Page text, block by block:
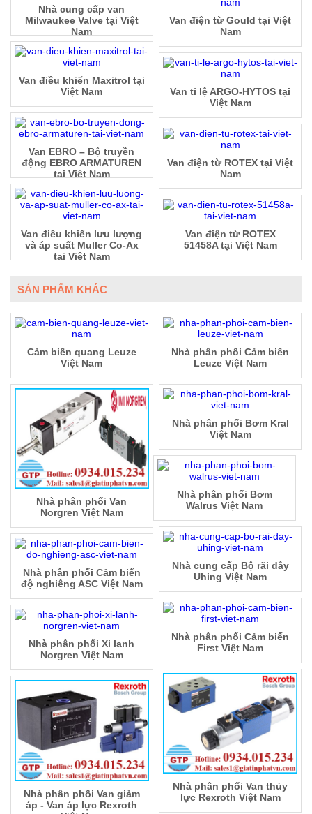
Nhà cung cấp van
Milwaukee Valve tại Việt
Nam
Van điện từ Gould tại Việt
Nam
Van điều khiển Maxitrol tại
Việt Nam
Van tỉ lệ ARGO-HYTOS tại
Việt Nam
Van EBRO – Bộ truyền
động EBRO ARMATUREN
tại Việt Nam
Van điện từ ROTEX tại Việt
Nam
Van điều khiển lưu lượng
và áp suất Muller Co-Ax
tại Việt Nam
Van điện từ ROTEX
51458A tại Việt Nam
SẢN PHẨM KHÁC
Cảm biến quang Leuze
Việt Nam
Nhà phân phối Cảm biến
Leuze Việt Nam
Nhà phân phối Van
Norgren Việt Nam
Nhà phân phối Bơm Kral
Việt Nam
Nhà phân phối Bơm
Walrus Việt Nam
Nhà cung cấp Bộ rãi dây
Uhing Việt Nam
Nhà phân phối Cảm biến
độ nghiêng ASC Việt Nam
Nhà phân phối Cảm biến
First Việt Nam
Nhà phân phối Xi lanh
Norgren Việt Nam
Nhà phân phối Van thủy
lực Rexroth Việt Nam
Nhà phân phối Van giảm
áp - Van áp lực Rexroth